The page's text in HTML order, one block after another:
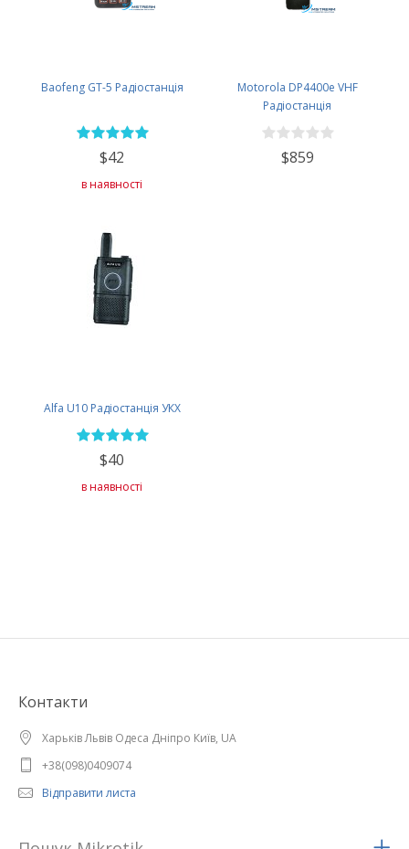
Baofeng GT-5 Радіостанція
$42
в наявності
Motorola DP4400e VHF
Радіостанція
$859
Alfa U10 Радіостанція УКХ
$40
в наявності
Контакти
Харьків Львів Одеса Дніпро Київ, UA
+38(098)0409074
Відправити листа